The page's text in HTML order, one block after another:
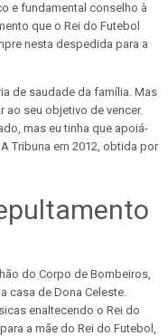
e fundamental conselho à
que o Rei do Futebol
nesta despedida para a
de saudade da família. Mas
ao seu objetivo de vencer.
mas eu tinha que apoiá-
Tribuna em 2012, obtida por
do Corpo de Bombeiros,
casa de Dona Celeste.
enaltecendo o Rei do
a mãe do Rei do Futebol,